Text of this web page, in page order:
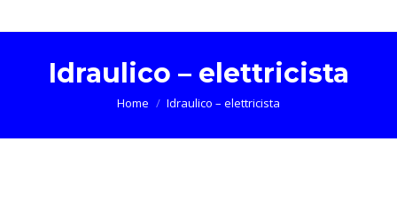
Idraulico – elettricista
Tu sei qui:
Home Idraulico – elettricista